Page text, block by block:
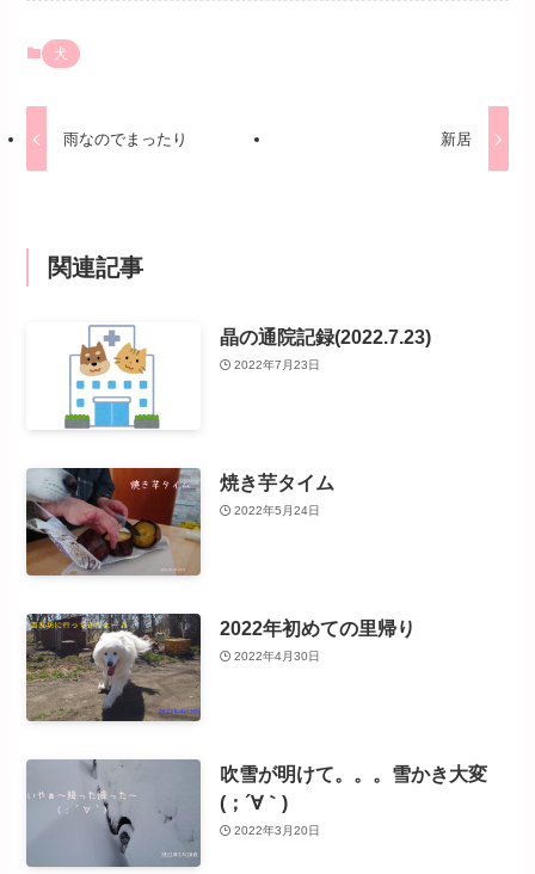
犬
雨なのでまったり 新居
関連記事
晶の通院記録(2022.7.23)
2022年7月23日
焼き芋タイム
2022年5月24日
2022年初めての里帰り
2022年4月30日
吹雪が明けて。。。雪かき大変
(；´∀｀)
2022年3月20日